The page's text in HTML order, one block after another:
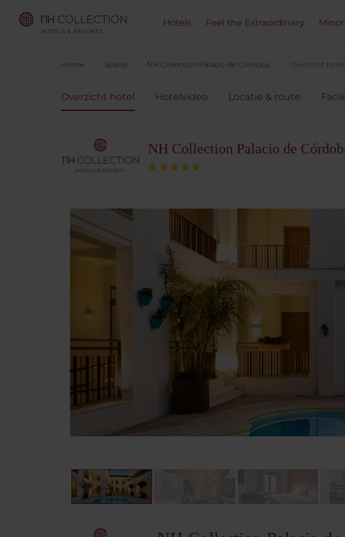
Hotels Feel the Extraordinary
Home Spanje NH Collection Palacio de Córdoba Overzicht hotel
Overzicht hotel Hotelvideo Locatie & route
NH Collection Palacio de